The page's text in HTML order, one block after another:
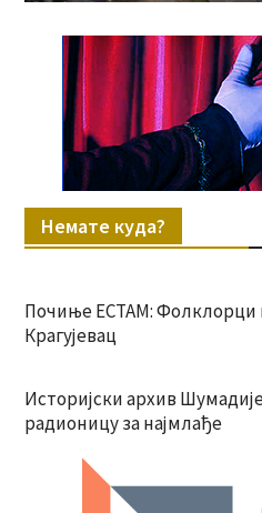
Немате куда?
Почиње ЕСТАМ: Фолклорци
Крагујевац
Историјски архив
радионицу за најмлађе